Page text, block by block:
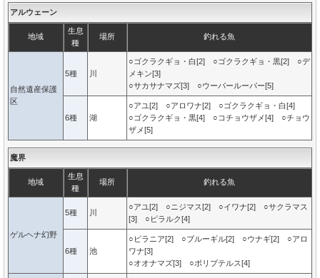
アルウェーン
地域
生息
種
場所 釣れる魚
自然遺産保護
区
5種 川
○ゴクラクギョ・白[2] ○ゴクラクギョ・黒[2] ○デ
メキン[3]
○サカサナマズ[3] ○ウーパールーパー[5]
6種 湖
○アユ[2] ○アロワナ[2] ○ゴクラクギョ・白[4]
○ゴクラクギョ・黒[4] ○コチョウザメ[4] ○チョウ
ザメ[5]
魔界
地域
生息
種
場所 釣れる魚
ゲルヘナ幻野
5種 川
○アユ[2] ○ニジマス[2] ○イワナ[2] ○サクラマス
[3] ○ピラルク[4]
6種 池
○ピラニア[2] ○ブルーギル[2] ○ウナギ[2] ○アロ
ワナ[3]
○オオナマズ[3] ○ポリプテルス[4]